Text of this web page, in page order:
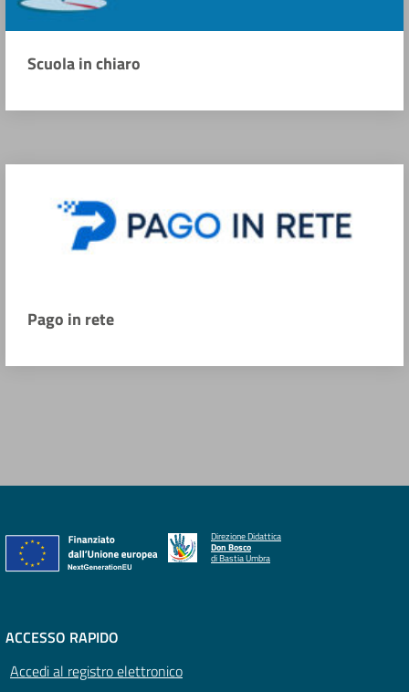
Scuola in chiaro
Pago in rete
Direzione Didattica
Don Bosco
di Bastia Umbra
ACCESSO RAPIDO
Accedi al registro elettronico